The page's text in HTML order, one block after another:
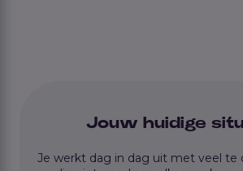
Jouw huidige
Je werkt dag in dag uit met veel te